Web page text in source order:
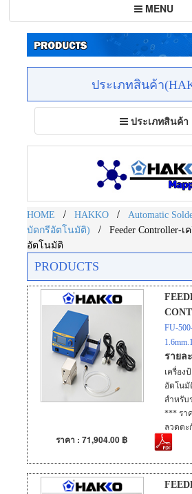
Toggle
navigation
MENU
ประเภทสินค้า
Toggle
navigation
ประเภทสินค้า
HOME / HAKKO /
Automatic
บัดกรีอัตโนมัติ)
/
Feeder Controller-
อัตโนมัติ
PRODUCTS
FU-
รายล
เครื่อง
อัตโนมั
สำหรับ
*** รา
ลวดต
ราคา : 71,904.00 ฿